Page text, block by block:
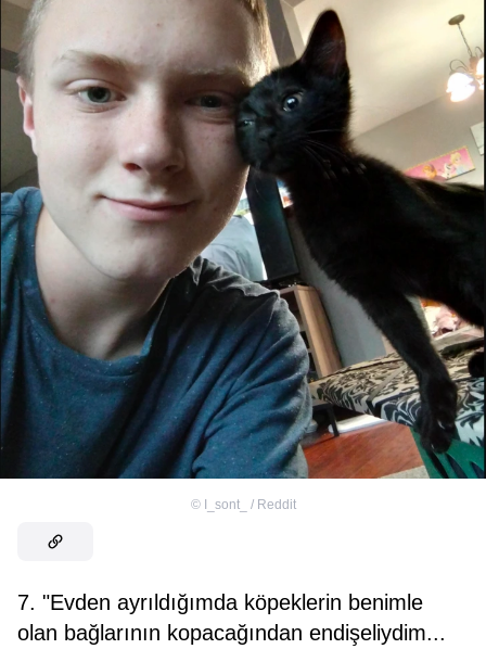
© I_sont_ / Reddit
7. "Evden ayrıldığımda köpeklerin benimle
olan bağlarının kopacağından endişeliydim...